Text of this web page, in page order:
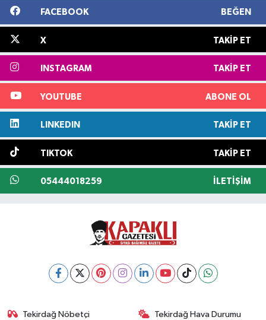
FACEBOOK BEĞEN
X TAKIP ET
INSTAGRAM TAKIP ET
YOUTUBE ABONE OL
LINKEDIN TAKIP ET
TIKTOK TAKIP ET
05444018259 İLETIŞIM
Tekirdağ Nöbetçi Tekirdağ Hava Durumu